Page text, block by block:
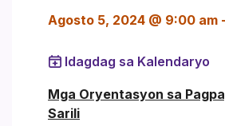
Agosto 5, 2024 @ 9:00 am -
Idagdag sa Kalendaryo
Mga Oryentasyon sa
Sarili